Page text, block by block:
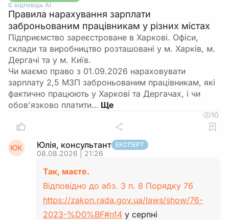
Є відповідь АІ
Правила нарахування зарплати
заброньованим працівникам у різних містах
Підприємство зареєстроване в Харкові. Офіси,
склади та виробництво розташовані у м. Харків, м.
Дергачі та у м. Київ.
Чи маємо право з 01.09.2026 нараховувати
зарплату 2,5 МЗП заброньованим працівникам, які
фактично працюють у Харкові та Дергачах, і чи
обов'язково платити…
10
ЮК Юлія, консультант ЕКСПЕРТ
08.08.2026 | 21:26
Так, маєте.
Відповідно до абз. 3 п. 8 Порядку 76
https://zakon.rada.gov.ua/laws/show/76-
2023-%D0%BF#n14 у серпні